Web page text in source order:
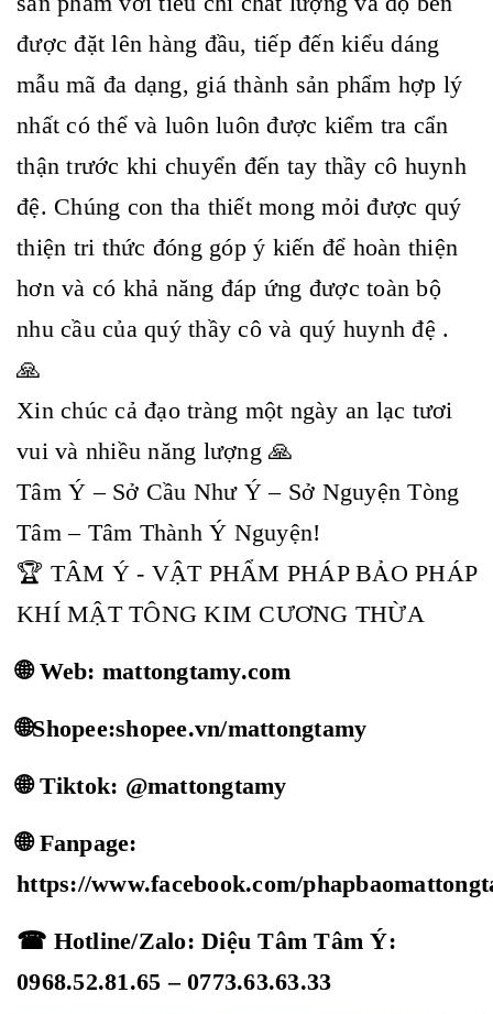
được đặt lên hàng đầu, tiếp đến kiểu dáng
mẫu mã đa dạng, giá thành sản phẩm hợp lý
nhất có thể và luôn luôn được kiểm tra cẩn
thận trước khi chuyển đến tay thầy cô huynh
đệ. Chúng con tha thiết mong mỏi được quý
thiện tri thức đóng góp ý kiến để hoàn thiện
hơn và có khả năng đáp ứng được toàn bộ
nhu cầu của quý thầy cô và quý huynh đệ .
🙏
Xin chúc cả đạo tràng một ngày an lạc tươi
vui và nhiều năng lượng 🙏
Tâm Ý – Sở Cầu Như Ý – Sở Nguyện Tòng
Tâm – Tâm Thành Ý Nguyện!
🏆 TÂM Ý - VẬT PHẨM PHÁP BẢO PHÁP
KHÍ MẬT TÔNG KIM CƯƠNG THỪA
🌐 Web: mattongtamy.com
🌐Shopee:shopee.vn/mattongtamy
🌐 Tiktok: @mattongtamy
🌐 Fanpage:
https://www.facebook.com/
☎ Hotline/Zalo: Diệu Tâm Tâm Ý:
0968.52.81.65 – 0773.63.63.33